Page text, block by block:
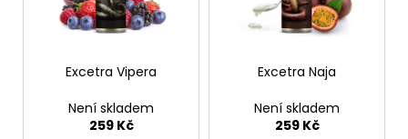
Excetra Vipera
Není skladem
259 Kč
Excetra Naja
Není skladem
259 Kč